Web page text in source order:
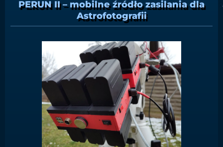
PERUN II – mobilne źródło zasilania dla
Astrofotografii